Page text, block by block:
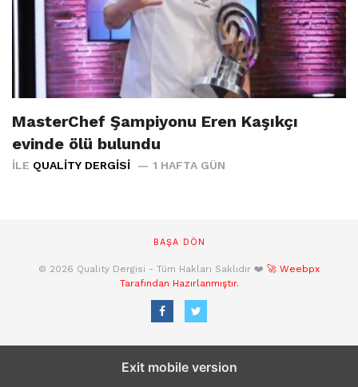
MasterChef Şampiyonu Eren Kaşıkçı
evinde ölü bulundu
İLE QUALITY DERGISI 1 HAFTA GÜN
BAŞA DÖN
© 2026 Quality Dergisi - Tüm Hakları Saklıdır ❤️ 🚀 Weebpx
Tarafından Hazırlanmıştır.
Exit mobile version